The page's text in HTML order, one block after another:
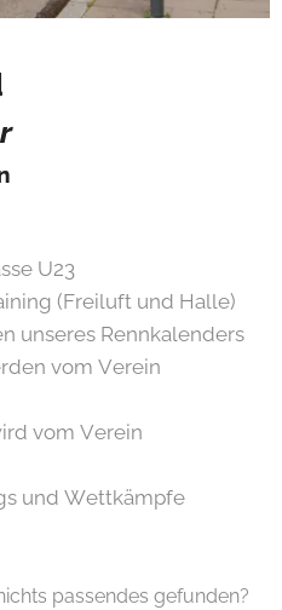
U23
(Freiluft und Halle)
unseres Rennkalenders
vom Verein
vom Verein
und Wettkämpfe
passendes gefunden?